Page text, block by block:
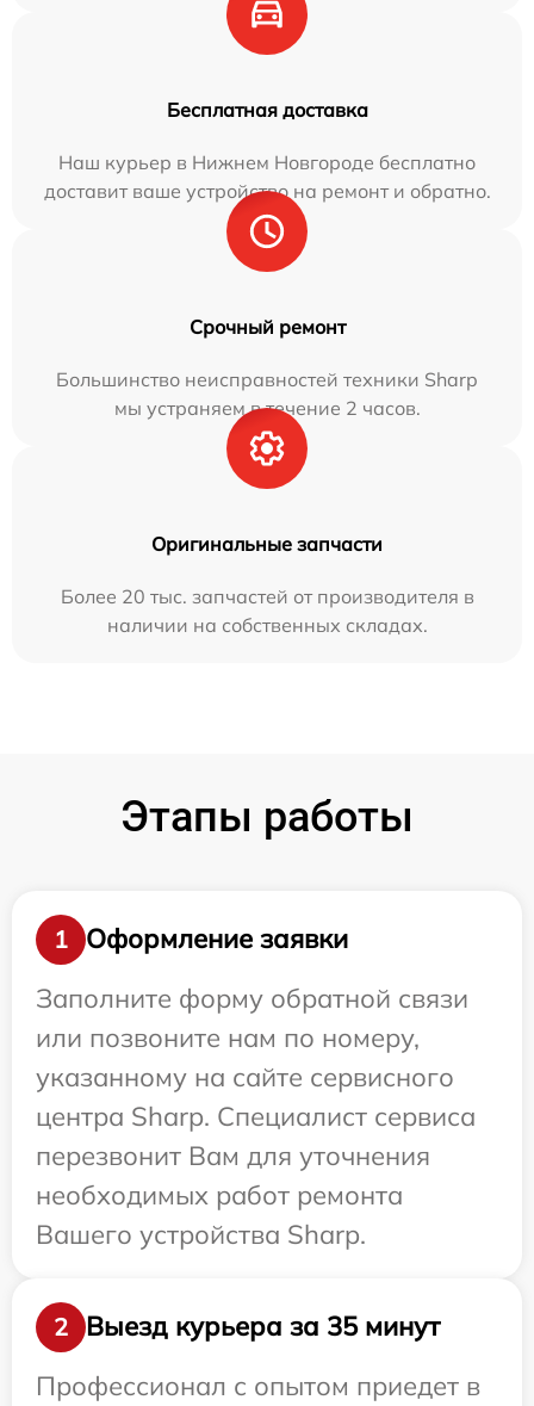
Бесплатная доставка
Наш курьер в Нижнем Новгороде бесплатно
доставит ваше устройство на ремонт и обратно.
Срочный ремонт
Большинство неисправностей техники Sharp
мы устраняем в течение 2 часов.
Оригинальные запчасти
Более 20 тыс. запчастей от производителя в
наличии на собственных складах.
Этапы работы
1
Оформление заявки
Заполните форму обратной связи
или позвоните нам по номеру,
указанному на сайте сервисного
центра Sharp. Специалист сервиса
перезвонит Вам для уточнения
необходимых работ ремонта
Вашего устройства Sharp.
2
Выезд курьера за 35 минут
Профессионал с опытом приедет в